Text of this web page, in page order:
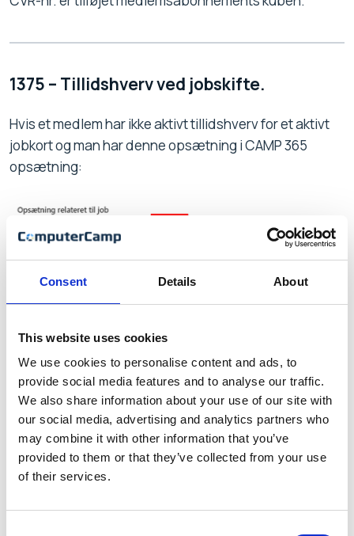
Consent Details About
This website uses cookies
We use cookies to personalise content and ads, to
provide social media features and to analyse our traffic.
We also share information about your use of our site with
our social media, advertising and analytics partners who
may combine it with other information that you’ve
provided to them or that they’ve collected from your use
of their services.
1375 – Tillidshverv ved jobskifte.
Hvis et medlem har ikke aktivt tillidshverv for et aktivt
jobkort og man har denne opsætning i CAMP 365
opsætning:
blev det forrige afsluttet), blev en dialog ang. det
1419 – Kube Medlemsabonnement.
Ny kolonne tilføjet: ”Alder”.